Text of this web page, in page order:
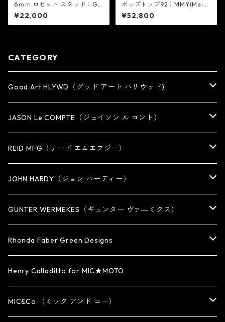
6ｍｍ ロゼット スタッド：Go
od Art HLYWD グッド アート
ハリウッド
¥22,000
ポップトップ92：MMY(Maiso
n MIHARA YASUHIRO) メゾン
¥52,800
CATEGORY
Good Art HLYWD（グッド アート ハリウッド)
RING
EARRING・EAR CUFF
PENDANT
BRACELET
WATCH BAND
CUFF・BUNGLE
NECKLACE
JASON Le COMPTE（ジェイソン ル コント）
NECKLACE
BRACELET
KEY CHAIN
REID MFG（リード エムエフジー）
RING
EARRING
PENDANT
BRACELET/CUFF
NECKLACE
JOHN HARDY（ジョン ハーディー）
RING
BRACELET
PENDANT / NECKLACE
GUNTER WERMEKES（ギュンター ヴァ―ミクス）
RING
PENDANT / NECKLACE
EARRING
Rhonda Faber Green Designs
RING
PENDANT
Henry Calladitto for MIC★MOTO
MIC&Co.（ミック アンド コー）